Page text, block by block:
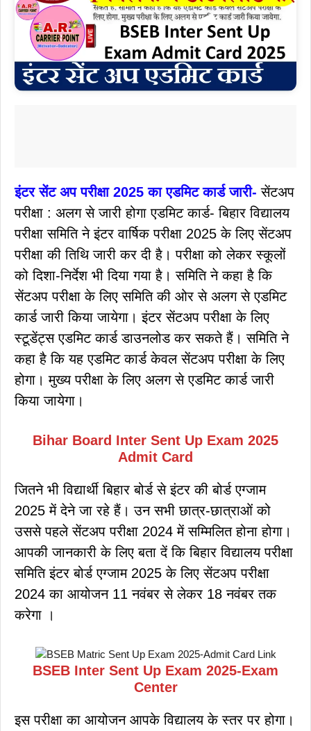
इंटर सेंट अप परीक्षा 2025 का एडमिट कार्ड जारी- सेंटअप
परीक्षा : अलग से जारी होगा एडमिट कार्ड- बिहार विद्यालय
परीक्षा समिति ने इंटर वार्षिक परीक्षा 2025 के लिए सेंटअप
परीक्षा की तिथि जारी कर दी है। परीक्षा को लेकर स्कूलों
को दिशा-निर्देश भी दिया गया है। समिति ने कहा है कि
सेंटअप परीक्षा के लिए समिति की ओर से अलग से एडमिट
कार्ड जारी किया जायेगा। इंटर सेंटअप परीक्षा के लिए
स्टूडेंट्स एडमिट कार्ड डाउनलोड कर सकते हैं। समिति ने
कहा है कि यह एडमिट कार्ड केवल सेंटअप परीक्षा के लिए
होगा। मुख्य परीक्षा के लिए अलग से एडमिट कार्ड जारी
किया जायेगा।
Bihar Board Inter Sent Up Exam 2025
Admit Card
जितने भी विद्यार्थी बिहार बोर्ड से इंटर की बोर्ड एग्जाम
2025 में देने जा रहे हैं। उन सभी छात्र-छात्राओं को
उससे पहले सेंटअप परीक्षा 2024 में सम्मिलित होना होगा।
आपकी जानकारी के लिए बता दें कि बिहार विद्यालय परीक्षा
समिति इंटर बोर्ड एग्जाम 2025 के लिए सेंटअप परीक्षा
2024 का आयोजन 11 नवंबर से लेकर 18 नवंबर तक
करेगा ।
BSEB Inter Sent Up Exam 2025-Exam
Center
इस परीक्षा का आयोजन आपके विद्यालय के स्तर पर होगा।